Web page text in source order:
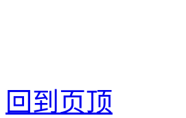
回到页顶